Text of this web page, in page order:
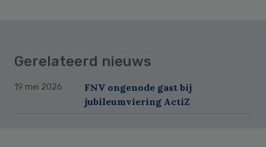
Gerelateerd nieuws
19 mei 2026
FNV ongenode gast bij
jubileumviering ActiZ